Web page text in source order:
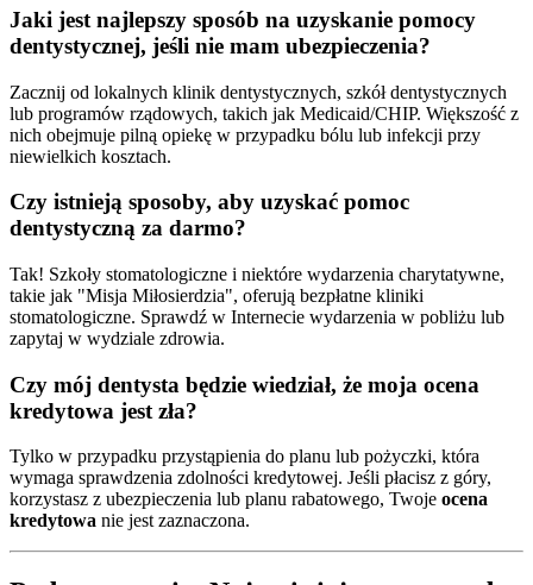
Jaki jest najlepszy sposób na uzyskanie pomocy
dentystycznej, jeśli nie mam ubezpieczenia?
Zacznij od lokalnych klinik dentystycznych, szkół dentystycznych
lub programów rządowych, takich jak Medicaid/CHIP. Większość z
nich obejmuje pilną opiekę w przypadku bólu lub infekcji przy
niewielkich kosztach.
Czy istnieją sposoby, aby uzyskać pomoc
dentystyczną za darmo?
Tak! Szkoły stomatologiczne i niektóre wydarzenia charytatywne,
takie jak "Misja Miłosierdzia", oferują bezpłatne kliniki
stomatologiczne. Sprawdź w Internecie wydarzenia w pobliżu lub
zapytaj w wydziale zdrowia.
Czy mój dentysta będzie wiedział, że moja ocena
kredytowa jest zła?
Tylko w przypadku przystąpienia do planu lub pożyczki, która
wymaga sprawdzenia zdolności kredytowej. Jeśli płacisz z góry,
korzystasz z ubezpieczenia lub planu rabatowego, Twoje ocena
kredytowa nie jest zaznaczona.